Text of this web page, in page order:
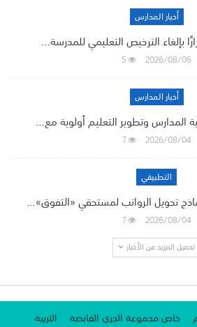
أخبار المدارس
بإلغاء الترخيص التعليمي للمدرسة…
2026/08/06
5
أخبار المدارس
المدارس وتطوير التعليم أولوية مع…
2026/08/04
7
التطبيقي
تحويل الرواتب لمستحقي «التفوق»…
2026/08/04
7
تحميل المزيد من الأخبار
خاص مجموعة الجري القابضة التربية